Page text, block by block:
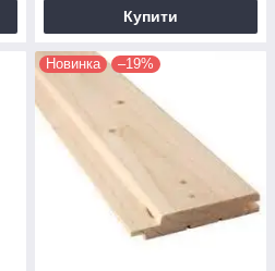
Купити
Новинка –19%